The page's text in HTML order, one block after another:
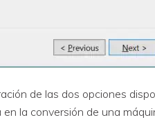
de las dos opciones
la conversión de una